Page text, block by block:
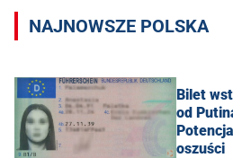
NAJNOWSZE POLSKA
Bilet
od
oszuści